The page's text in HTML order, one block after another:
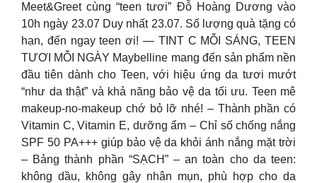
Meet&Greet cùng “teen tươi” Đỗ Hoàng Dương vào
10h ngày 23.07 Duy nhất 23.07. Số lượng quà tặng có
hạn, đến ngay teen ơi! — TINT C MỖI SÁNG, TEEN
TƯƠI MỖI NGÀY Maybelline mang đến sản phẩm nền
đầu tiên dành cho Teen, với hiệu ứng da tươi mướt
“như da thật” và khả năng bảo vệ da tối ưu. Teen mê
makeup-no-makeup chớ bỏ lỡ nhé! – Thành phần có
Vitamin C, Vitamin E, dưỡng ẩm – Chỉ số chống nắng
SPF 50 PA+++ giúp bảo vệ da khỏi ánh nắng mặt trời
– Bảng thành phần “SẠCH” – an toàn cho da teen:
không dầu, không gây nhân mụn, phù hợp cho da